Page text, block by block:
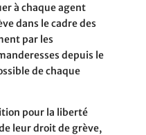
à chaque agent
dans le cadre des
par les
depuis le
de chaque
pour la liberté
leur droit de grève,